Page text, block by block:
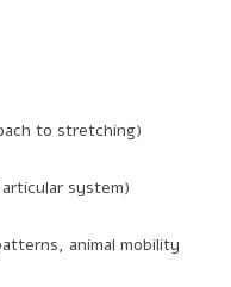
to stretching)
system)
animal mobility